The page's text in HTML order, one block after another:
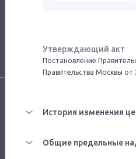
Утверждающий акт
Постановление
Правительства Москвы
История изменения
Общие предельные